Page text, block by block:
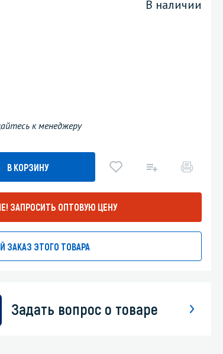
В наличии
к менеджеру
В КОРЗИНУ
ЗАПРОСИТЬ ОПТОВУЮ ЦЕНУ
ЗАКАЗ ЭТОГО ТОВАРА
Задать вопрос о товаре